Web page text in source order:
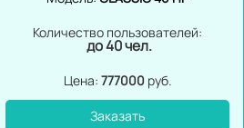
Количество пользователей:
до 40 чел.
Цена: 777000 руб.
Заказать